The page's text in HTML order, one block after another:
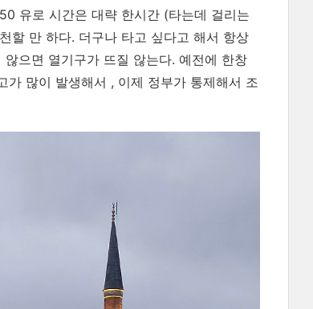
유로 시간은 대략 한시간 (타는데 걸리는
할 만 하다. 더구나 타고 싶다고 해서 항상
으면 열기구가 뜨질 않는다. 예전에 한창
가 많이 발생해서 , 이제 정부가 통제해서 조